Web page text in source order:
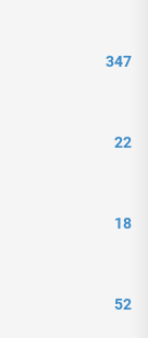
347
22
18
52